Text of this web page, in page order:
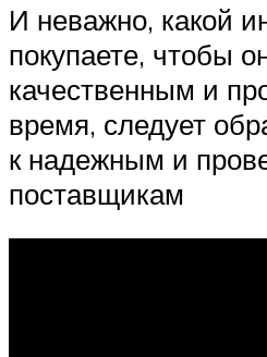
И неважно, какой
покупаете, чтобы
качественным и
время, следует
к надежным и
поставщикам